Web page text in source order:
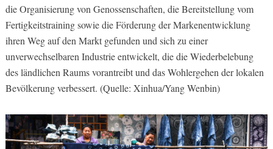
die Organisierung von Genossenschaften, die Bereitstellung vom
Fertigkeitstrainingsowie die Förderung der Markenentwicklung
ihren Weg auf den Markt gefunden und sich zu einer
unverwechselbaren Industrie entwickelt, die die Wiederbelebung
des ländlichen Raums vorantreibt und das Wohlergehen der lokalen
Bevölkerung verbessert. (Quelle: Xinhua/Yang Wenbin)